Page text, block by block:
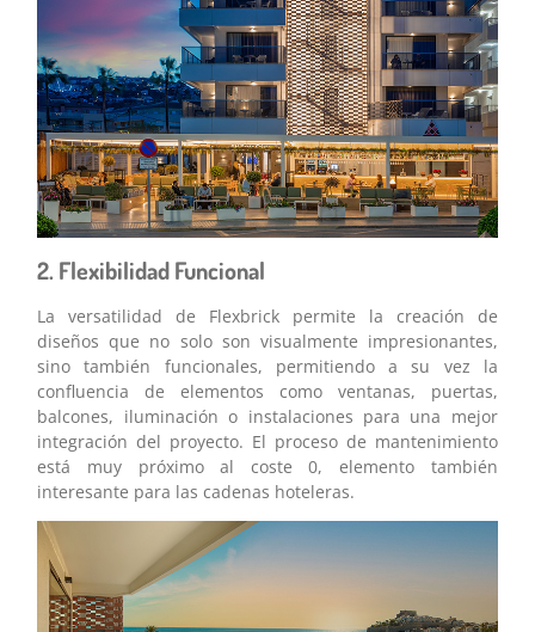
2. Flexibilidad Funcional
La versatilidad de Flexbrick permite la creación de
diseños que no solo son visualmente impresionantes,
sino también funcionales, permitiendo a su vez la
confluencia de elementos como ventanas, puertas,
balcones, iluminación o instalaciones para una mejor
integración del proyecto. El proceso de mantenimiento
está muy próximo al coste 0, elemento también
interesante para las cadenas hoteleras.